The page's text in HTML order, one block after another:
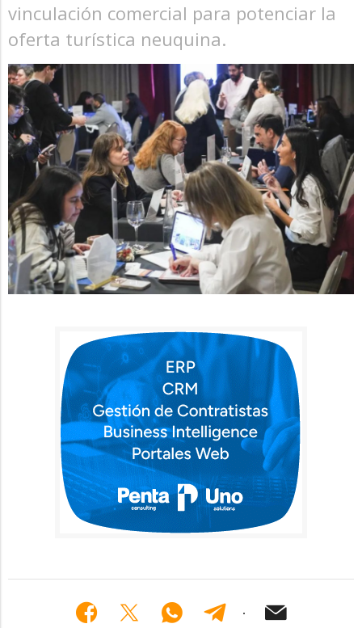
vinculación comercial para potenciar la
oferta turística neuquina.